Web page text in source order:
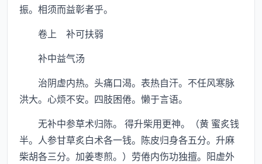
振。相须而益彰者乎。
卷上 补可扶弱
补中益气汤
治阴虚内热。头痛口渴。表热自汗。不任风寒脉
洪大。心烦不安。四肢困倦。懒于言语。
无补中参草术归陈。 得升柴用更神。（黄 蜜炙钱
半。人参甘草炙白术各一钱。陈皮归身各五分。升麻
柴胡各三分。加姜枣煎。）劳倦内伤功独擅。阳虚外